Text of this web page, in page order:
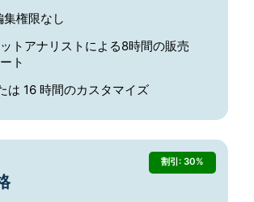
集権限なし
トアナリストによる8時間の販売
ト
は 16 時間のカスタマイズ
割引: 30%